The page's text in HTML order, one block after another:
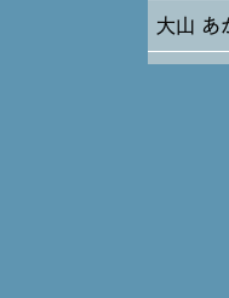
大山 あ